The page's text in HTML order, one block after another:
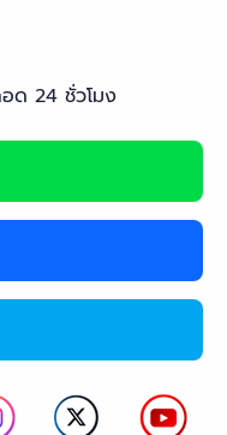
อด 24 ชั่วโมง